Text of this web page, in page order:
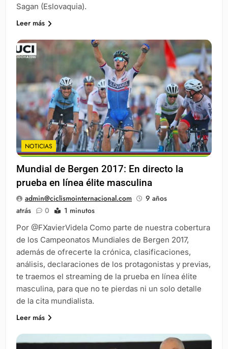
Sagan (Eslovaquia).
Leer más
NOTICIAS
Mundial de Bergen 2017: En directo la
prueba en línea élite masculina
admin@ciclismointernacional.com
9 años
atrás
0 1 minutos
Por @FXavierVidela Como parte de nuestra cobertura
de los Campeonatos Mundiales de Bergen 2017,
además de ofrecerte la crónica, clasificaciones,
análisis, declaraciones de los protagonistas y previas,
te traemos el streaming de la prueba en línea élite
masculina, para que no te pierdas ni un solo detalle
de la cita mundialista.
Leer más